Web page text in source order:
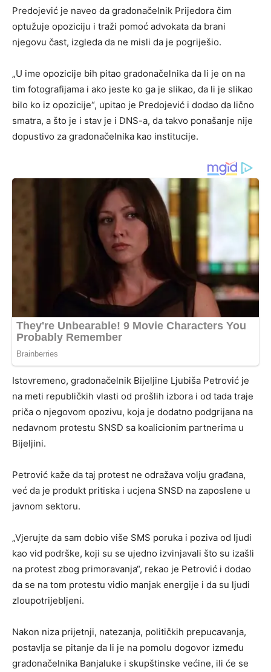
Predojević je naveo da gradonačelnik Prijedora čim
optužuje opoziciju i traži pomoć advokata da brani
njegovu čast, izgleda da ne misli da je pogriješio.
„U ime opozicije bih pitao gradonačelnika da li je on na
tim fotografijama i ako jeste ko ga je slikao, da li je slikao
bilo ko iz opozicije“, upitao je Predojević i dodao da lično
smatra, a što je i stav je i DNS-a, da takvo ponašanje nije
dopustivo za gradonačelnika kao institucije.
Istovremeno, gradonačelnik Bijeljine Ljubiša Petrović je
na meti republičkih vlasti od prošlih izbora i od tada traje
priča o njegovom opozivu, koja je dodatno podgrijana na
nedavnom protestu SNSD sa koalicionim partnerima u
Bijeljini.
Petrović kaže da taj protest ne odražava volju građana,
već da je produkt pritiska i ucjena SNSD na zaposlene u
javnom sektoru.
„Vjerujte da sam dobio više SMS poruka i poziva od ljudi
kao vid podrške, koji su se ujedno izvinjavali što su izašli
na protest zbog primoravanja“, rekao je Petrović i dodao
da se na tom protestu vidio manjak energije i da su ljudi
zloupotrijebljeni.
Nakon niza prijetnji, natezanja, političkih prepucavanja,
postavlja se pitanje da li je na pomolu dogovor između
gradonačelnika Banjaluke i skupštinske većine, ili će se